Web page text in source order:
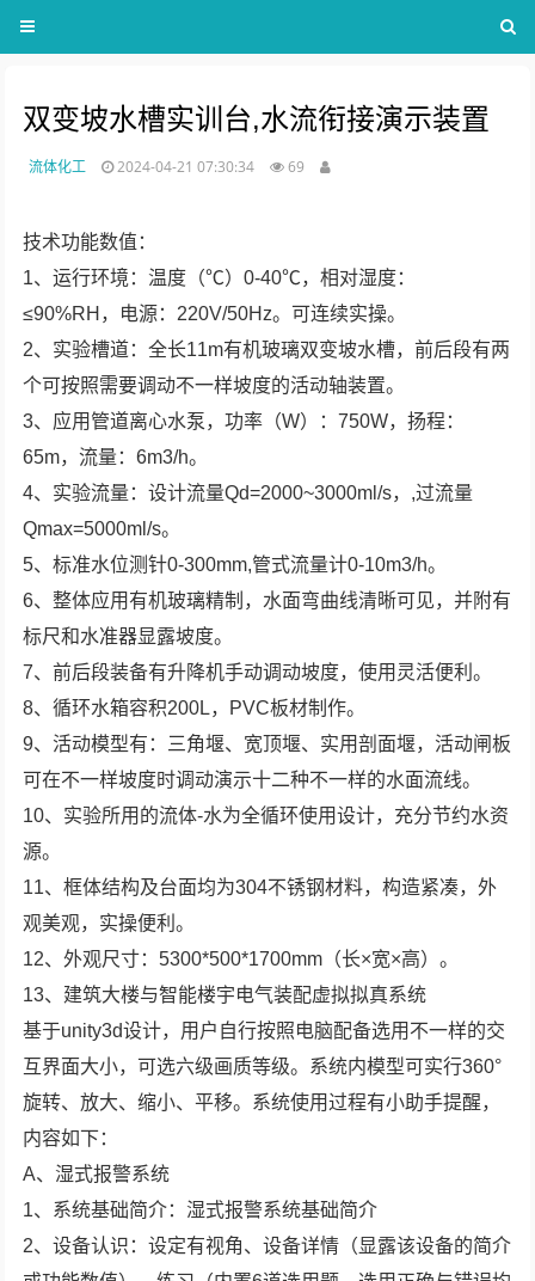
双变坡水槽实训台,水流衔接演示装置
流体化工 2024-04-21 07:30:34 69
技术功能数值：
1、运行环境：温度（℃）0-40℃，相对湿度：
≤90%RH，电源：220V/50Hz。可连续实操。
2、实验槽道：全长11m有机玻璃双变坡水槽，前后段有两
个可按照需要调动不一样坡度的活动轴装置。
3、应用管道离心水泵，功率（W）：750W，扬程：
65m，流量：6m3/h。
4、实验流量：设计流量Qd=2000~3000ml/s，,过流量
Qmax=5000ml/s。
5、标准水位测针0-300mm,管式流量计0-10m3/h。
6、整体应用有机玻璃精制，水面弯曲线清晰可见，并附有
标尺和水准器显露坡度。
7、前后段装备有升降机手动调动坡度，使用灵活便利。
8、循环水箱容积200L，PVC板材制作。
9、活动模型有：三角堰、宽顶堰、实用剖面堰，活动闸板
可在不一样坡度时调动演示十二种不一样的水面流线。
10、实验所用的流体-水为全循环使用设计，充分节约水资
源。
11、框体结构及台面均为304不锈钢材料，构造紧凑，外
观美观，实操便利。
12、外观尺寸：5300*500*1700mm（长×宽×高）。
13、建筑大楼与智能楼宇电气装配虚拟拟真系统
基于unity3d设计，用户自行按照电脑配备选用不一样的交
互界面大小，可选六级画质等级。系统内模型可实行360°
旋转、放大、缩小、平移。系统使用过程有小助手提醒，
内容如下：
A、湿式报警系统
1、系统基础简介：湿式报警系统基础简介
2、设备认识：设定有视角、设备详情（显露该设备的简介